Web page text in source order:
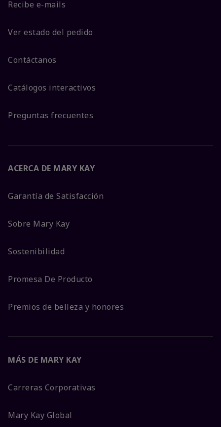
Recibe e-mails
Ver estado del pedido
Contáctanos
Catálogos interactivos
Preguntas frecuentes
ACERCA DE MARY KAY
Garantía de Satisfacción
Sobre Mary Kay
Sostenibilidad
Promesa De Producto
Premios de belleza y honores
MÁS DE MARY KAY
Carreras Corporativas
Mary Kay Global